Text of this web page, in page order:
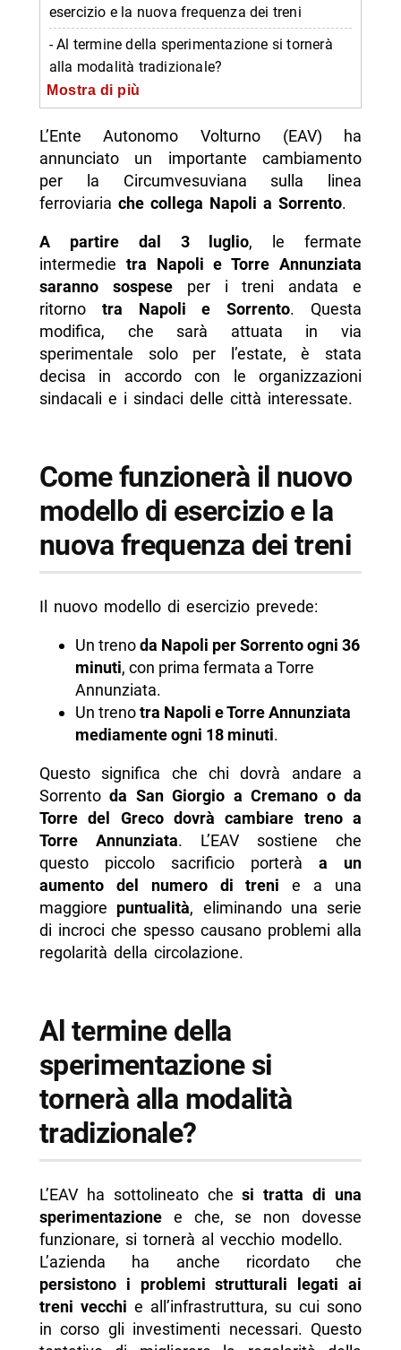
esercizio e la nuova frequenza dei treni
- Al termine della sperimentazione si tornerà
alla modalità tradizionale?
- Dettagli sul nuovo programma di esercizio
- Obiettivi del nuovo modello
- Torre Annunziata come hub di interscambio e
il prolungamento dell’orario
Mostra di più
L’Ente Autonomo Volturno (EAV) ha
annunciato un importante cambiamento
per la Circumvesuviana sulla linea
ferroviaria che collega Napoli a Sorrento.
A partire dal 3 luglio, le fermate
intermedie tra Napoli e Torre Annunziata
saranno sospeseper i treni andata e
ritorno tra Napoli e Sorrento. Questa
modifica, che sarà attuata in via
sperimentale solo per l’estate, è stata
decisa in accordo con le organizzazioni
sindacali e i sindaci delle città interessate.
Come funzionerà il nuovo
modello di esercizio e la
nuova frequenza dei treni
Il nuovo modello di esercizio prevede:
Un trenoda Napoli per Sorrento ogni 36
minuti, con prima fermata a Torre
Annunziata.
Un trenotra Napoli e Torre Annunziata
mediamente ogni 18 minuti.
Questo significa che chi dovrà andare a
Sorrentoda San Giorgio a Cremano o da
Torre del Greco dovrà cambiare treno a
Torre Annunziata. L’EAV sostiene che
questo piccolo sacrificio porteràa un
aumento del numero di treni e a una
maggiore puntualità, eliminando una serie
di incroci che spesso causano problemi alla
regolarità della circolazione.
Al termine della
sperimentazione si
tornerà alla modalità
tradizionale?
L’EAV ha sottolineato chesi tratta di una
sperimentazionee che, se non dovesse
funzionare, si tornerà al vecchio modello.
L’azienda ha anche ricordato che
persistono i problemi strutturali legati ai
treni vecchi e all’infrastruttura, su cui sono
in corso gli investimenti necessari. Questo